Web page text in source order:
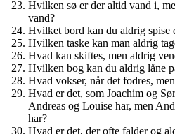
Hvilken sø er der altid vand i,
vand?
Hvilket bord kan du aldrig spise
Hvilken taske kan man aldrig
Hvad kan skiftes, men aldrig
Hvilken bog kan du aldrig låne
Hvad vokser, når det fodres,
Hvad er det, som Joachim og
Andreas og Louise har, men
har?
Hvad er det, der ofte falder og